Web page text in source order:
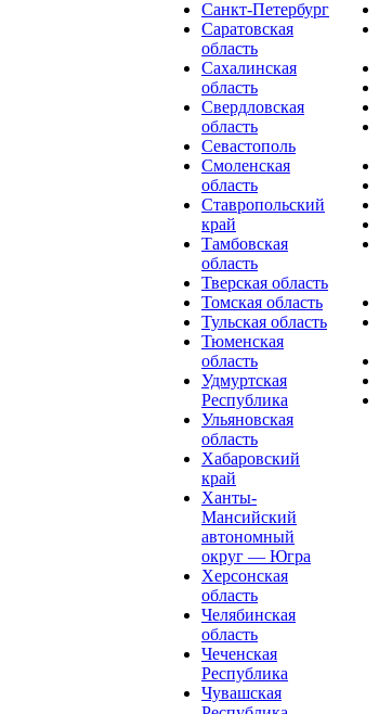
Санкт-Петербург
Саратовская
область
Сахалинская
область
Свердловская
область
Севастополь
Смоленская
область
Ставропольский
край
Тамбовская
область
Тверская область
Томская область
Тульская область
Тюменская
область
Удмуртская
Республика
Ульяновская
область
Хабаровский
край
Ханты-
Мансийский
автономный
округ — Югра
Херсонская
область
Челябинская
область
Чеченская
Республика
Чувашская